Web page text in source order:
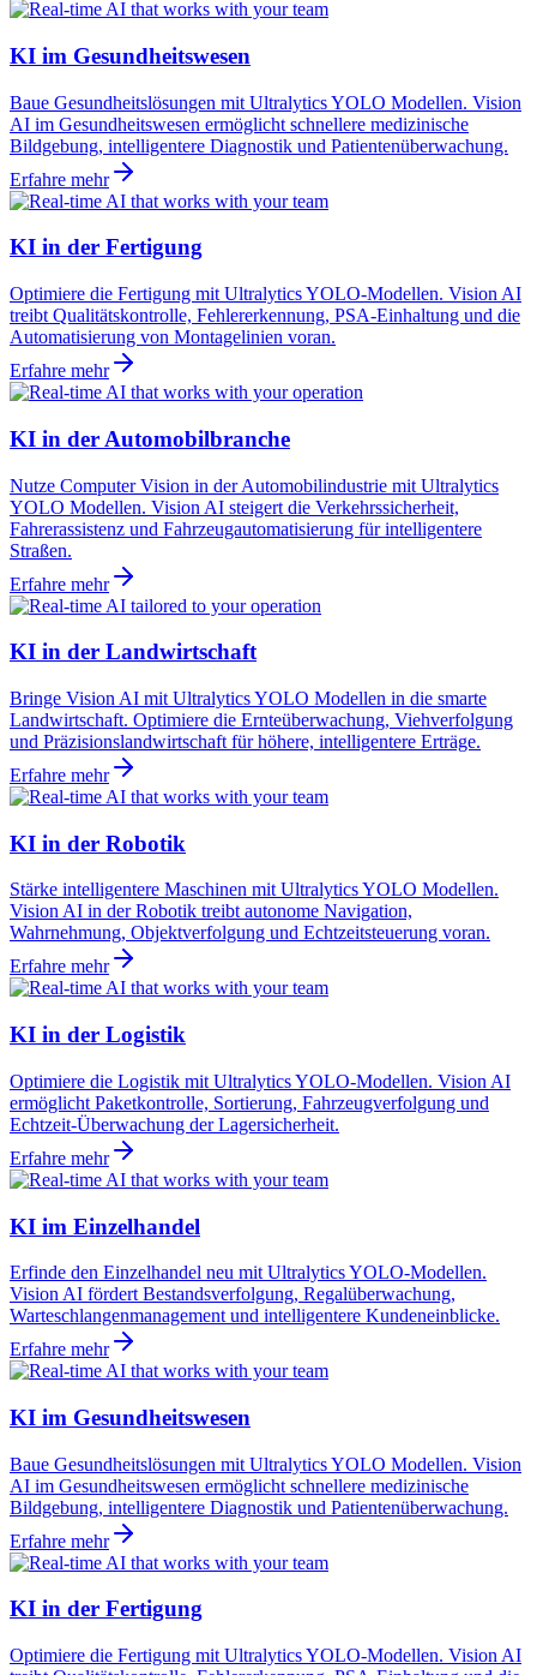
KI im Gesundheitswesen
Baue Gesundheitslösungen mit Ultralytics YOLO Modellen. Vision
AI im Gesundheitswesen ermöglicht schnellere medizinische
Bildgebung, intelligentere Diagnostik und Patientenüberwachung.
Erfahre mehr
KI in der Fertigung
Optimiere die Fertigung mit Ultralytics YOLO-Modellen. Vision AI
treibt Qualitätskontrolle, Fehlererkennung, PSA-Einhaltung und die
Automatisierung von Montagelinien voran.
Erfahre mehr
KI in der Automobilbranche
Nutze Computer Vision in der Automobilindustrie mit Ultralytics
YOLO Modellen. Vision AI steigert die Verkehrssicherheit,
Fahrerassistenz und Fahrzeugautomatisierung für intelligentere
Straßen.
Erfahre mehr
KI in der Landwirtschaft
Bringe Vision AI mit Ultralytics YOLO Modellen in die smarte
Landwirtschaft. Optimiere die Ernteüberwachung, Viehverfolgung
und Präzisionslandwirtschaft für höhere, intelligentere Erträge.
Erfahre mehr
KI in der Robotik
Stärke intelligentere Maschinen mit Ultralytics YOLO Modellen.
Vision AI in der Robotik treibt autonome Navigation,
Wahrnehmung, Objektverfolgung und Echtzeitsteuerung voran.
Erfahre mehr
KI in der Logistik
Optimiere die Logistik mit Ultralytics YOLO-Modellen. Vision AI
ermöglicht Paketkontrolle, Sortierung, Fahrzeugverfolgung und
Echtzeit-Überwachung der Lagersicherheit.
Erfahre mehr
KI im Einzelhandel
Erfinde den Einzelhandel neu mit Ultralytics YOLO-Modellen.
Vision AI fördert Bestandsverfolgung, Regalüberwachung,
Warteschlangenmanagement und intelligentere Kundeneinblicke.
Erfahre mehr
KI im Gesundheitswesen
Baue Gesundheitslösungen mit Ultralytics YOLO Modellen. Vision
AI im Gesundheitswesen ermöglicht schnellere medizinische
Bildgebung, intelligentere Diagnostik und Patientenüberwachung.
Erfahre mehr
KI in der Fertigung
Optimiere die Fertigung mit Ultralytics YOLO-Modellen. Vision AI